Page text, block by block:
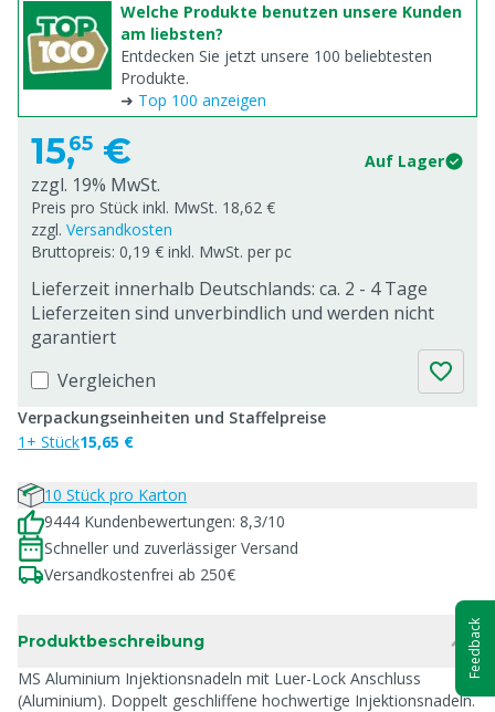
Welche Produkte benutzen unsere Kunden
am liebsten?
Entdecken Sie jetzt unsere 100 beliebtesten
Produkte.
➜ Top 100 anzeigen
15,65 € Auf Lager
zzgl. 19% MwSt.
Preis pro Stück inkl. MwSt. 18,62 €
zzgl. Versandkosten
Bruttopreis: 0,19 € inkl. MwSt. per pc
Lieferzeit innerhalb Deutschlands: ca. 2 - 4 Tage
Lieferzeiten sind unverbindlich und werden nicht
garantiert
Vergleichen
Verpackungseinheiten und Staffelpreise
1+ Stück15,65 €
10 Stück pro Karton
9444 Kundenbewertungen: 8,3/10
Schneller und zuverlässiger Versand
Versandkostenfrei ab 250€
Produktbeschreibung
MS Aluminium Injektionsnadeln mit Luer-Lock Anschluss
(Aluminium). Doppelt geschliffene hochwertige Injektionsnadeln.
Feedback